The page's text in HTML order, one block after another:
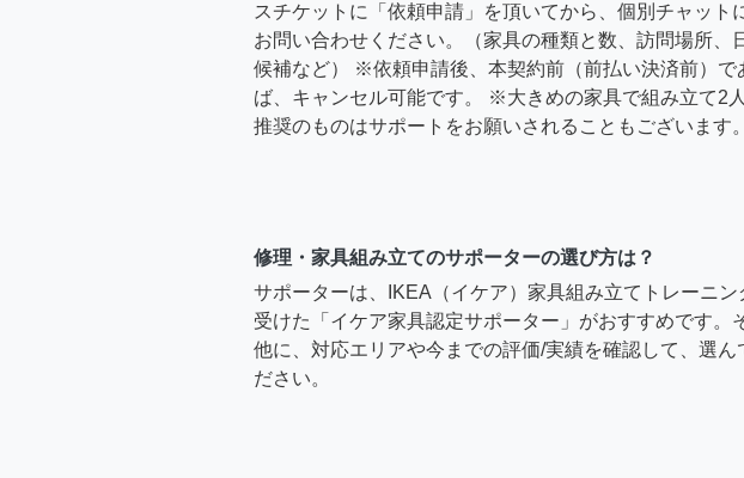
スチケットに「依頼申請」を頂いてから、個別チャット
お問い合わせください。（家具の種類と数、訪問場所、
候補など） ※依頼申請後、本契約前（前払い決済前）で
ば、キャンセル可能です。 ※大きめの家具で組み立て2
推奨のものはサポートをお願いされることもございます。
修理・家具組み立てのサポーターの選び方は？
サポーターは、IKEA（イケア）家具組み立てトレーニン
受けた「イケア家具認定サポーター」がおすすめです。
他に、対応エリアや今までの評価/実績を確認して、選ん
ださい。